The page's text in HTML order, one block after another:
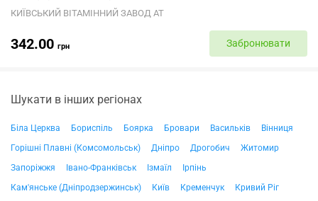
КИЇВСЬКИЙ ВІТАМІННИЙ ЗАВОД АТ
342.00 грн Забронювати
Шукати в інших регіонах
Біла Церква Бориспіль Боярка Бровари Васильків
Вінниця
Горішні Плавні (Комсомольськ)
Дніпро Дрогобич
Житомир
Запоріжжя
Івано-Франківськ Ізмаїл
Ірпінь
Кам'янське (Дніпродзержинськ)
Київ Кременчук
Кривий Ріг